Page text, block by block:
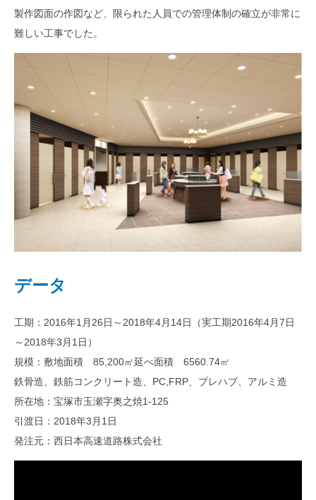
製作図面の作図など、限られた人員での管理体制の確立が非常に
難しい工事でした。
データ
工期：2016年1月26日～2018年4月14日（実工期2016年4月7日
～2018年3月1日）
規模：敷地面積 85,200㎡延べ面積 6560.74㎡
鉄骨造、鉄筋コンクリート造、PC,FRP、プレハブ、アルミ造
所在地：宝塚市玉瀬字奥之焼1-125
引渡日：2018年3月1日
発注元：西日本高速道路株式会社